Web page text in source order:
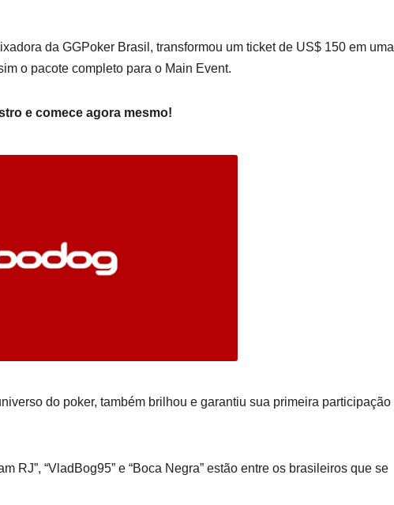
da GGPoker Brasil, transformou um ticket de US$ 150 em uma
o pacote completo para o Main Event.
e comece agora mesmo!
do poker, também brilhou e garantiu sua primeira participação
RJ”, “VladBog95” e “Boca Negra” estão entre os brasileiros que se